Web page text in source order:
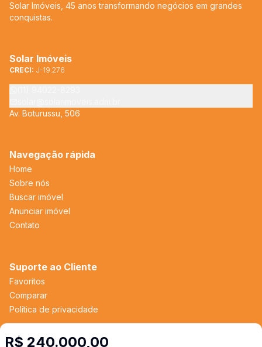
R$ 240.000,00
Solar Imóveis, 45 anos transformando negócios em grandes
conquistas.
Solar Imóveis
CRECI: J-19.276
Av. Boturussu, 506
Navegação rápida
Home
Sobre nós
Buscar imóvel
Anunciar imóvel
Contato
Suporte ao Cliente
Favoritos
Comparar
Política de privacidade